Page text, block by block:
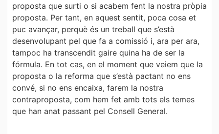
proposta que surti o si acabem fent la nostra pròpia
proposta. Per tant, en aquest sentit, poca cosa et
puc avançar, perquè és un treball que s’està
desenvolupant pel que fa a comissió i, ara per ara,
tampoc ha transcendit gaire quina ha de ser la
fórmula. En tot cas, en el moment que veiem que la
proposta o la reforma que s’està pactant no ens
convé, si no ens encaixa, farem la nostra
contraproposta, com hem fet amb tots els temes
que han anat passant pel Consell General.